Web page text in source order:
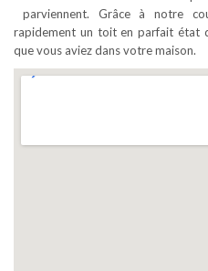
parviennent. Grâce à notre
rapidement un toit en parfait état
que vous aviez dans votre maison.